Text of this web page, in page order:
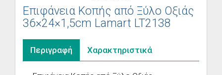
Επιφάνεια Κοπής από Ξύλο Οξιάς
36×24×1,5cm Lamart LT2138
Περιγραφή Χαρακτηριστικά